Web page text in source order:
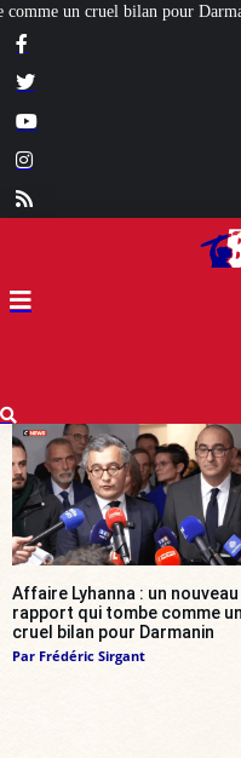
[ENQUÊTE] Nos nouvelles
Affaire Lyhanna : un nouveau
rapport qui tombe comme un
cruel bilan pour Darmanin
Par Frédéric Sirgant